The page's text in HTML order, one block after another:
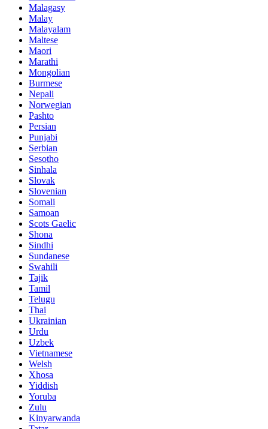
Malagasy
Malay
Malayalam
Maltese
Maori
Marathi
Mongolian
Burmese
Nepali
Norwegian
Pashto
Persian
Punjabi
Serbian
Sesotho
Sinhala
Slovak
Slovenian
Somali
Samoan
Scots Gaelic
Shona
Sindhi
Sundanese
Swahili
Tajik
Tamil
Telugu
Thai
Ukrainian
Urdu
Uzbek
Vietnamese
Welsh
Xhosa
Yiddish
Yoruba
Zulu
Kinyarwanda